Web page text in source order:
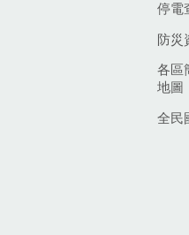
停電
防災
各區
地圖
全民